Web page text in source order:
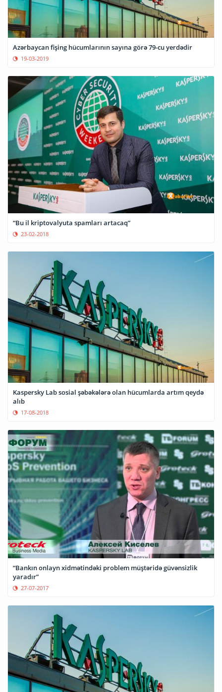
Azərbaycan fişing hücumlarının sayına görə 79-cu yerdədir
19-03-2019
“Bu il kriptovalyuta spamları artacaq”
23-02-2018
Kaspersky Lab sosial şəbəkələrə olan hücumlarda artım qeydə
alıb
17-08-2018
“Bankın onlayn xidmətindəki problem müştəridə güvənsizlik
yaradır”
27-07-2017